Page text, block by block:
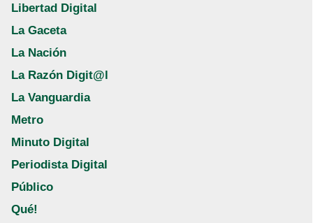
Libertad Digital
La Gaceta
La Nación
La Razón Digit@l
La Vanguardia
Metro
Minuto Digital
Periodista Digital
Público
Qué!